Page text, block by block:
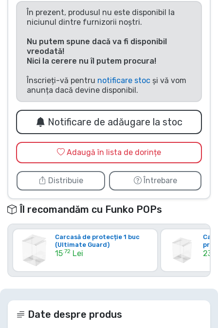
În prezent, produsul nu este disponibil la
niciunul dintre furnizorii noștri.
Nu putem spune dacă va fi disponibil
vreodată!
Nici la cerere nu îl putem procura!
Înscrieți-vă pentru notificare stoc și vă vom
anunța dacă devine disponibil.
Notificare de adăugare la stoc
Adaugă în lista de dorințe
Distribuie Întrebare
Îl recomandăm cu Funko POPs
Carcasă de protecție 1 buc
(Ultimate Guard)
15.72 Lei 23
Date despre produs
Tipuri de produse